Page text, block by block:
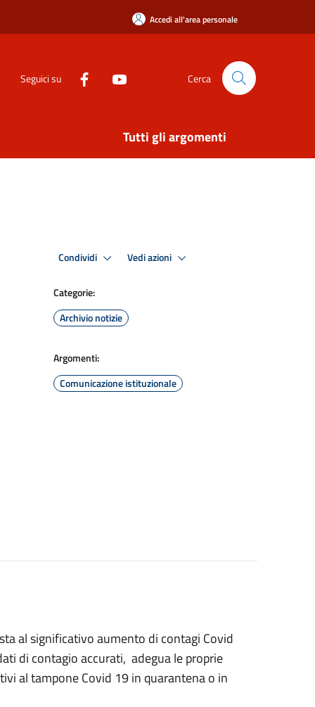
Accedi all'area personale
Seguici su Cerca
Tutti gli argomenti
Condividi Vedi azioni
Categorie:
Archivio notizie
Argomenti:
Comunicazione istituzionale
al significativo aumento di contagi Covid
di contagio accurati, adegua le proprie
al tampone Covid 19 in quarantena o in